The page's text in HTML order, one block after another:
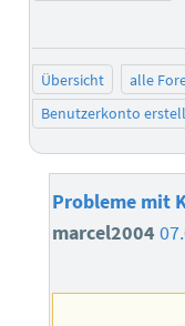
Übersicht alle
Benutzerkonto
Probleme mit
marcel2004